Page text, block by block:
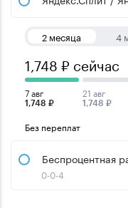
2 месяца 4
1,748 ₽ сейчас
7 авг
1,748 ₽
21 авг
1,748 ₽
Без переплат
Беспроцентная
0-0-4